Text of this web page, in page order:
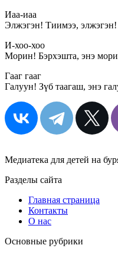
Иаа-иаа
Элжэгэн! Тиимээ, элжэгэн!
И-хоо-хоо
Морин! Бэрхэшта, энэ
Гааг гааг
Галуун! Зүб таагаш, энэ
Медиатека для детей на
Разделы сайта
Главная страница
Контакты
О нас
Основные рубрики